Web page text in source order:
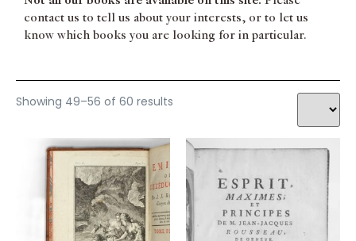
TASSO Torquato
VAIRASSE D'ALAIS Denis
VOLTAIRE François Marie Arouet de
contact us to tell us about your interests, or to let us
know which books you are looking for in particular.
Showing 49–56 of 60 results